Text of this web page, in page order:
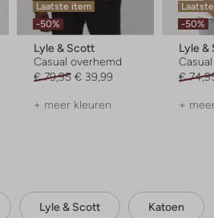
Laatste item
-50%
Lyle & Scott
Casual overhemd
€ 79,95 € 39,99
+ meer kleuren
-50%
Lyle &
€
+
Lyle & Scott Katoen